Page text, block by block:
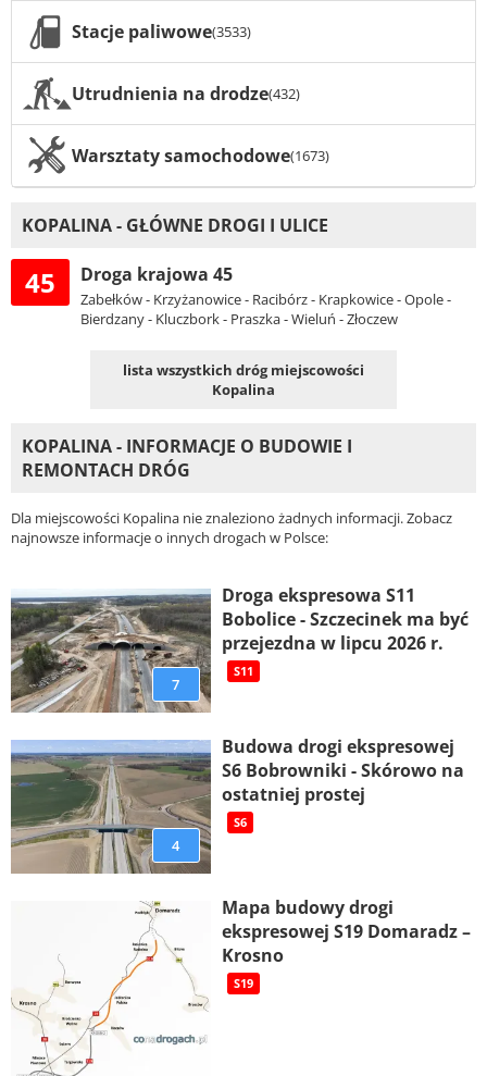
Stacje paliwowe(3533)
Utrudnienia na drodze(432)
Warsztaty samochodowe(1673)
KOPALINA - GŁÓWNE DROGI I ULICE
45 Droga krajowa 45
Zabełków - Krzyżanowice - Racibórz - Krapkowice - Opole -
Bierdzany - Kluczbork - Praszka - Wieluń - Złoczew
lista wszystkich dróg miejscowości
Kopalina
KOPALINA - INFORMACJE O BUDOWIE I
REMONTACH DRÓG
Dla miejscowości Kopalina nie znaleziono żadnych informacji. Zobacz
najnowsze informacje o innych drogach w Polsce:
7
Droga ekspresowa S11
Bobolice - Szczecinek ma być
przejezdna w lipcu 2026 r.
S11
4
Budowa drogi ekspresowej
S6 Bobrowniki - Skórowo na
ostatniej prostej
S6
Mapa budowy drogi
ekspresowej S19 Domaradz –
Krosno
S19